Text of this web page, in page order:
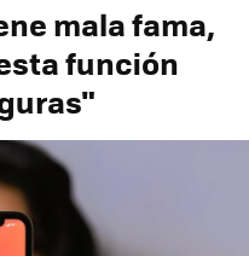
mala fama,
función